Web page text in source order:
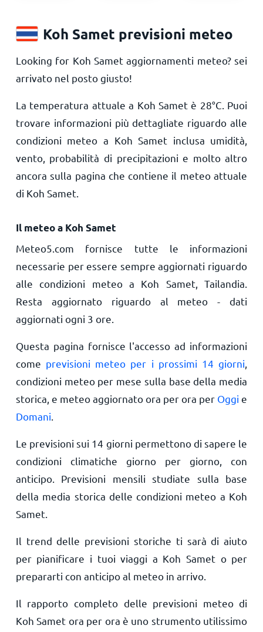
Koh Samet previsioni meteo
Looking for Koh Samet aggiornamenti meteo? sei
arrivato nel posto giusto!
La temperatura attuale a Koh Samet è 28°C . Puoi
trovare informazioni più dettagliate riguardo alle
condizioni meteo a Koh Samet inclusa umidità,
vento, probabilità di precipitazioni e molto altro
ancora sulla pagina che contiene il meteo attuale
di Koh Samet.
Il meteo a Koh Samet
Meteo5.com fornisce tutte le informazioni
necessarie per essere sempre aggiornati riguardo
alle condizioni meteo a Koh Samet, Tailandia.
Resta aggiornato riguardo al meteo - dati
aggiornati ogni 3 ore.
Questa pagina fornisce l'accesso ad informazioni
come previsioni meteo per i prossimi 14 giorni
condizioni meteo per mese sulla base della media
storica, e meteo aggiornato ora per ora per Oggi e
Domani
Le previsioni sui 14 giorni permettono di sapere le
condizioni climatiche giorno per giorno, con
anticipo. Previsioni mensili studiate sulla base
della media storica delle condizioni meteo a Koh
Samet.
Il trend delle previsioni storiche ti sarà di aiuto
per pianificare i tuoi viaggi a Koh Samet o per
prepararti con anticipo al meteo in arrivo.
Il rapporto completo delle previsioni meteo di
Koh Samet ora per ora è uno strumento utilissimo